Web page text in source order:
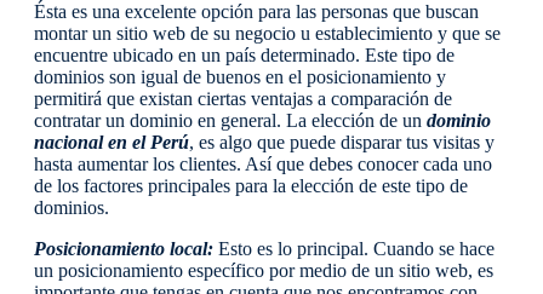
Ésta es una excelente opción para las personas que buscan
montar un sitio web de su negocio u establecimiento y que se
encuentre ubicado en un país determinado. Este tipo de
dominios son igual de buenos en el posicionamiento y
permitirá que existan ciertas ventajas a comparación de
contratar un dominio en general. La elección de un dominio
nacional en el Perú, es algo que puede disparar tus visitas y
hasta aumentar los clientes. Así que debes conocer cada uno
de los factores principales para la elección de este tipo de
dominios.
Posicionamiento local: Esto es lo principal. Cuando se hace
un posicionamiento específico por medio de un sitio web, es